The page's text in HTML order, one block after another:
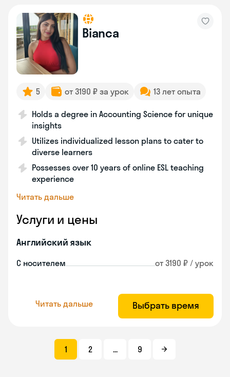
Bianca
5 от 3190 ₽ за урок 13 лет опыта
Holds a degree in Accounting Science for unique
insights
Utilizes individualized lesson plans to cater to
diverse learners
Possesses over 10 years of online ESL teaching
experience
Читать дальше
Услуги и цены
Английский язык
С носителем от 3190 ₽ / урок
Читать дальше Выбрать время
1 2 ... 9